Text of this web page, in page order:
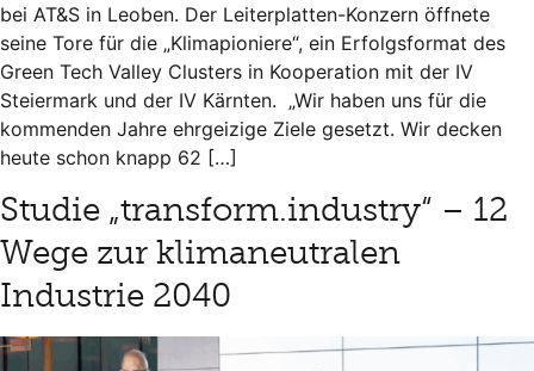
bei AT&S in Leoben. Der Leiterplatten-Konzern öffnete
seine Tore für die „Klimapioniere“, ein Erfolgsformat des
Green Tech Valley Clusters in Kooperation mit der IV
Steiermark und der IV Kärnten. „Wir haben uns für die
kommenden Jahre ehrgeizige Ziele gesetzt. Wir decken
heute schon knapp 62 […]
Studie „transform.industry“ – 12
Wege zur klimaneutralen
Industrie 2040